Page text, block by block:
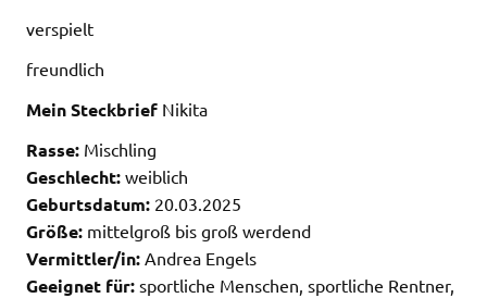
verspielt
freundlich
Mein Steckbrief Nikita
Rasse: Mischling
Geschlecht: weiblich
Geburtsdatum: 20.03.2025
Größe: mittelgroß bis groß werdend
Vermittler/in: Andrea Engels
Geeignet für: sportliche Menschen, sportliche Rentner,